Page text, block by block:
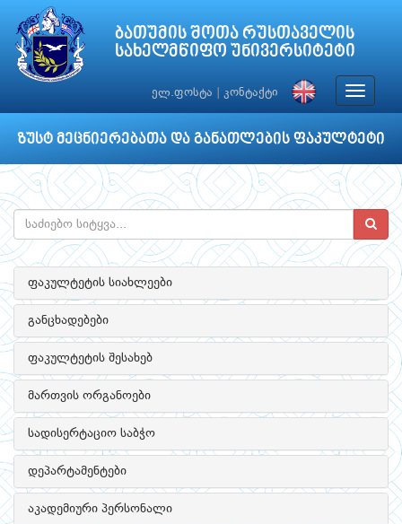
ბათუმის შოთა რუსთაველის
სახელმწიფო უნივერსიტეტი
ელ.ფოსტა კონტაქტი
Toggle
ზუსტ მეცნიერებათა და განათლების ფაკულტეტი
ფაკულტეტის სიახლეები
განცხადებები
ფაკულტეტის შესახებ
მართვის ორგანოები
სადისერტაციო საბჭო
დეპარტამენტები
აკადემიური პერსონალი